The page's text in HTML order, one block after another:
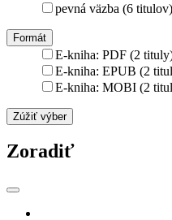
pevná väzba (6 titulov)
Formát
E-kniha: PDF (2
E-kniha: EPUB (2
E-kniha: MOBI (2
Zúžiť výber
Zoradiť